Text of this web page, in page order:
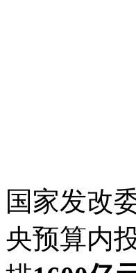
国家发改
央预算内